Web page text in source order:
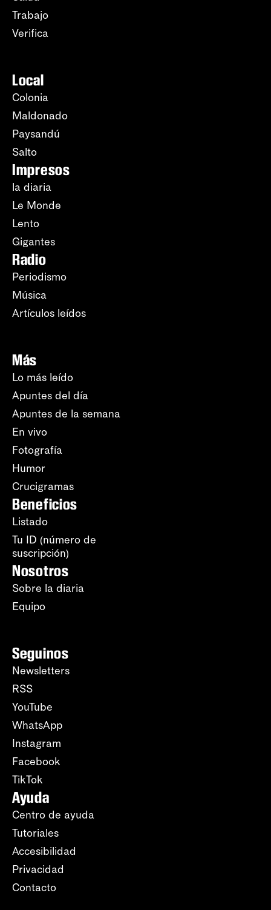
Trabajo
Verifica
Local
Colonia
Maldonado
Paysandú
Salto
Impresos
la diaria
Le Monde
Lento
Gigantes
Radio
Periodismo
Música
Artículos leídos
Más
Lo más leído
Apuntes del día
Apuntes de la semana
En vivo
Fotografía
Humor
Crucigramas
Beneficios
Listado
Tu ID (número de
suscripción)
Nosotros
Sobre la diaria
Equipo
Seguinos
Newsletters
RSS
YouTube
WhatsApp
Instagram
Facebook
TikTok
Ayuda
Centro de ayuda
Tutoriales
Accesibilidad
Privacidad
Contacto